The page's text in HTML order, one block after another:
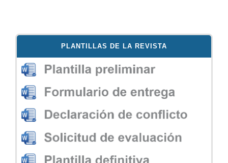
PLANTILLAS DE LA REVISTA